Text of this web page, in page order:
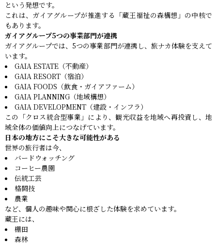
という発想です。
これは、ガイアグループが推進する「蔵王福祉の森構想」の中核で
もあります。
ガイアグループ5つの事業部門が連携
ガイアグループでは、5つの事業部門が連携し、旅ナカ体験を支えて
います。
GAIA ESTATE（不動産）
GAIA RESORT（宿泊）
GAIA FOODS（飲食・ガイアファーム）
GAIA PLANNING（地域構想）
GAIA DEVELOPMENT（建設・インフラ）
この「クロス統合型事業」により、観光収益を地域へ再投資し、地
域全体の価値向上につなげています。
日本の地方にこそ大きな可能性がある
世界の旅行者は今、
バードウォッチング
コーヒー農園
伝統工芸
格闘技
農業
など、個人の趣味や関心に根ざした体験を求めています。
蔵王には、
棚田
森林